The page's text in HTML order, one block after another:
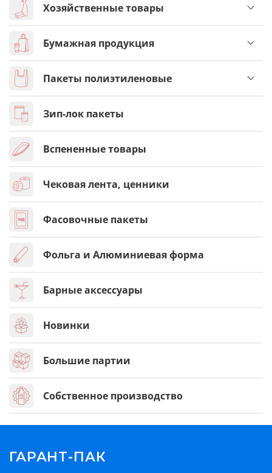
Хозяйственные товары
Бумажная продукция
Пакеты полиэтиленовые
Зип-лок пакеты
Вспененные товары
Чековая лента, ценники
Фасовочные пакеты
Фольга и Алюминиевая форма
Барные аксессуары
Новинки
Большие партии
Собственное производство
ГАРАНТ-ПАК